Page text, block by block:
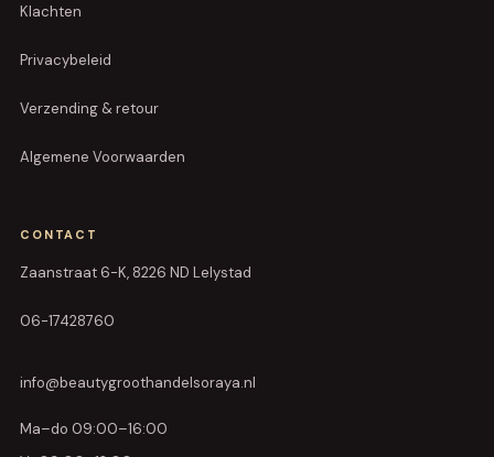
Klachten
Privacybeleid
Verzending & retour
Algemene Voorwaarden
CONTACT
Zaanstraat 6-K, 8226 ND Lelystad
06-17428760
info@beautygroothandelsoraya.nl
Ma–do 09:00–16:00